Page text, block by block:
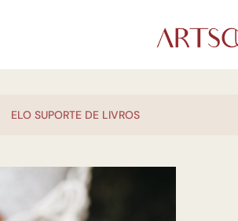
ELO SUPORTE DE LIVROS